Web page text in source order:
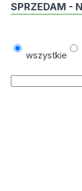
SPRZEDAM -
wszystkie